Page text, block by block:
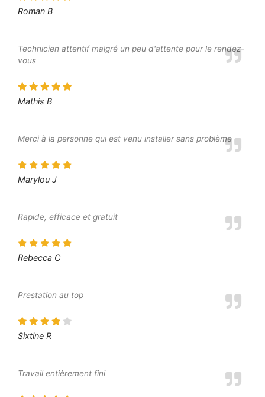
Roman B
Technicien attentif malgré un peu d'attente pour le rendez-
vous
Mathis B
Merci à la personne qui est venu installer sans problème
Marylou J
Rapide, efficace et gratuit
Rebecca C
Prestation au top
Sixtine R
Travail entièrement fini